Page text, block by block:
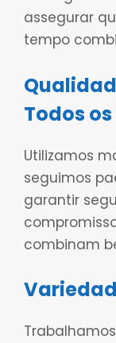
assegurar
tempo
Todos
Utilizamos
seguimos
garantir
combinam